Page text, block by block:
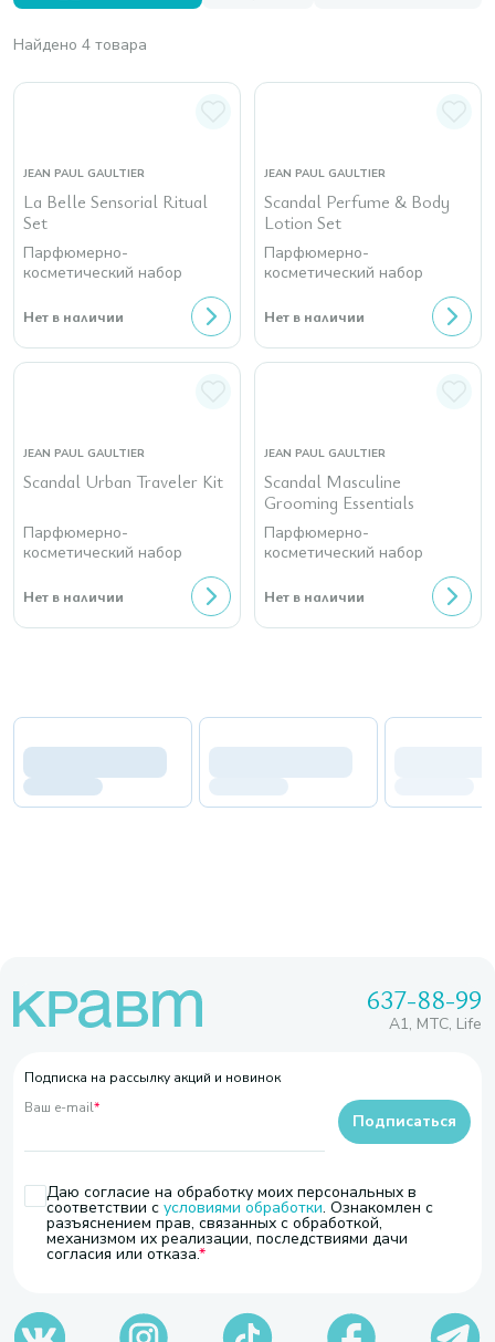
Найдено 4 товара
JEAN PAUL GAULTIER
La Belle Sensorial Ritual
Set
Парфюмерно-
косметический набор
Нет в наличии
JEAN PAUL GAULTIER
Scandal Perfume & Body
Lotion Set
Парфюмерно-
косметический набор
Нет в наличии
JEAN PAUL GAULTIER
Scandal Urban Traveler Kit
Парфюмерно-
косметический набор
Нет в наличии
JEAN PAUL GAULTIER
Scandal Masculine
Grooming Essentials
Парфюмерно-
косметический набор
Нет в наличии
637-88-99
A1, МТС, Life
Подписка на рассылку акций и новинок
Ваш e-mail*
Даю согласие на обработку моих персональных в
соответствии с условиями обработки. Ознакомлен с
разъяснением прав, связанных с обработкой,
механизмом их реализации, последствиями дачи
согласия или отказа.
Подписаться